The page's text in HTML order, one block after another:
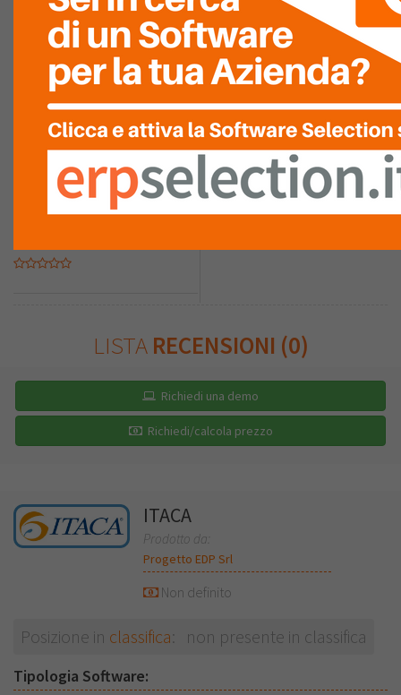
GRAFICA
COMPLETEZZA
FACILITÀ DI
INTEGRAZIONE
LISTA RECENSIONI (0)
Richiedi una demo
Richiedi/calcola prezzo
ITACA
Prodotto da:
Progetto EDP Srl
Non definito
Posizione in classifica: non presente in classifica
Tipologia Software: